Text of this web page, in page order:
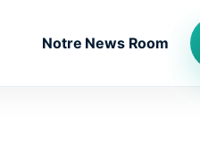
Notre News Room